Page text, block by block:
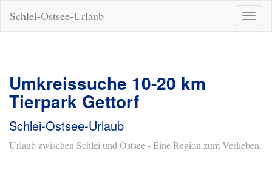
ein-/
Schlei-Ostsee-Urlaub
Umkreissuche 10-20 km
Tierpark Gettorf
Schlei-Ostsee-Urlaub
Urlaub zwischen Schlei und Ostsee - Eine Region zum Verlieben.